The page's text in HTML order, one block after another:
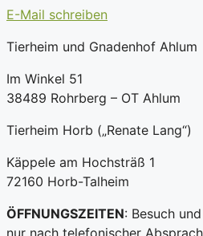
E-Mail schreiben
Tierheim und Gnadenhof Ahlum
Im Winkel 51
38489 Rohrberg – OT Ahlum
Tierheim Horb („Renate Lang“)
Käppele am Hochsträß 1
72160 Horb-Talheim
ÖFFNUNGSZEITEN: Besuch
nur nach telefonischer